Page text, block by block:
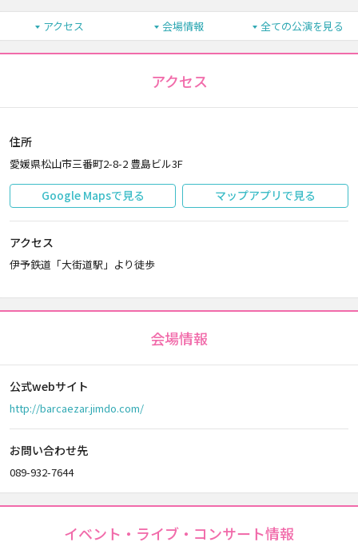
アクセス 会場情報 全ての公演を見る
アクセス
住所
愛媛県松山市三番町2-8-2 豊島ビル3F
Google Mapsで見る マップアプリで見る
アクセス
伊予鉄道「大街道駅」より徒歩
会場情報
公式webサイト
http://barcaezar.jimdo.com/
お問い合わせ先
089-932-7644
イベント・ライブ・コンサート情報